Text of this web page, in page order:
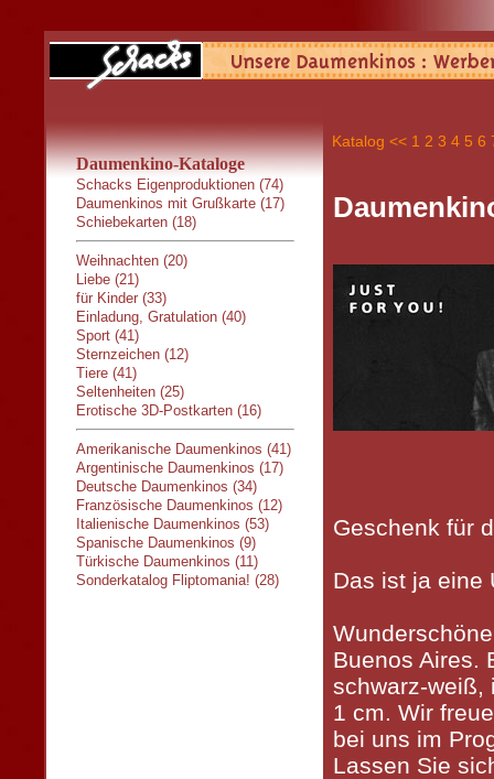
Daumenkino-Kataloge
Schacks Eigenproduktionen (74)
Daumenkinos mit Grußkarte (17)
Schiebekarten (18)
Weihnachten (20)
Liebe (21)
für Kinder (33)
Einladung, Gratulation (40)
Sport (41)
Sternzeichen (12)
Tiere (41)
Seltenheiten (25)
Erotische 3D-Postkarten (16)
Amerikanische Daumenkinos (41)
Argentinische Daumenkinos (17)
Deutsche Daumenkinos (34)
Französische Daumenkinos (12)
Italienische Daumenkinos (53)
Spanische Daumenkinos (9)
Türkische Daumenkinos (11)
Sonderkatalog Fliptomania! (28)
Katalog << 1 2 3 4 5 6
Geschenk für
Das ist ja eine
Buenos Aires.
schwarz-weiß,
1 cm. Wir
bei uns im
Lassen Sie